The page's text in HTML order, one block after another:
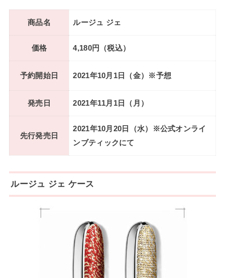
商品名 ルージュ ジェ
価格 4,180円（税込）
予約開始日 2021年10月1日（金）※予想
発売日 2021年11月1日（月）
先行発売日
2021年10月20日（水）※公式オンライ
ンブティックにて
ルージュ ジェ ケース